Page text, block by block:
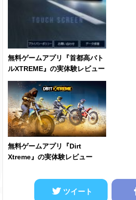
無料ゲームアプリ『首都高バト
ルXTREME』の実体験レビュー
無料ゲームアプリ『Dirt
Xtreme』の実体験レビュー
ツイート